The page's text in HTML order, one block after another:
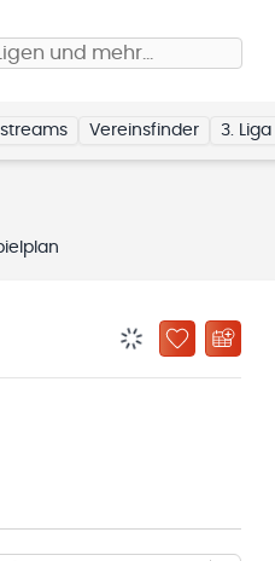
und mehr…
Vereinsfinder 3. Liga
ZU „MEINE